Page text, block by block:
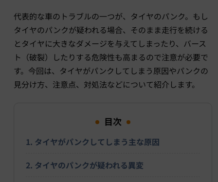
代表的な車のトラブルの一つが、タイヤのパンク。もし
タイヤのパンクが疑われる場合、そのまま走行を続ける
とタイヤに大きなダメージを与えてしまったり、バース
ト（破裂）したりする危険性も高まるので注意が必要で
す。今回は、タイヤがパンクしてしまう原因やパンクの
見分け方、注意点、対処法などについて紹介します。
目次
1. タイヤがパンクしてしまう主な原因
2. タイヤのパンクが疑われる異変